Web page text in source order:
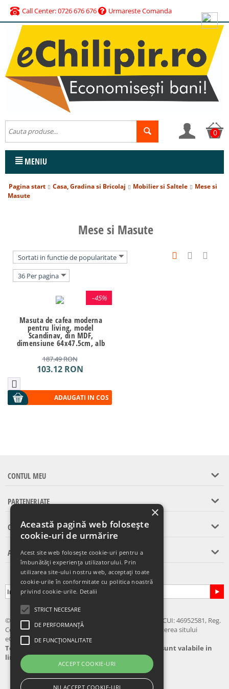
Call Center: 0726 676 676 Urmareste Comanda
0
MENIU
Pagina start Casa, Gradina si Bricolaj Mobilier si Saltele
Mese si
Masute
Mese si Masute
Sortati in functie de popularitate
36 Per pagina
-45%
Masuta de cafea moderna
pentru living, model
Scandinav, din MDF,
dimensiune 64x47.5cm, alb
187.49RON
103.12 RON
ADAUGATI IN COS
CONTUL MEU
PARTENERIATE
CONTACT
ASISTENTA CLIENTI
Abonare la newsletter
© 2024 - 2026 eChilipir.ro - SIRIUS TOP MARKET SRL, CUI: 46952581, Reg.
Com.: Call Center: 0726 676 676 Nu este permisa copierea sitului
eChilipir.ro - Unele poze si softuri sunt creatii proprii.
Toate preturile sunt exprimate in lei. Ofertele sunt valabile in
limita stocului disponibil
Această pagină web folosește
cookie-uri de urmărire
Acest site web folosește cookie-uri pentru a
îmbunătăți experiența utilizatorului. Prin
utilizarea site-ului nostru web, acceptați toate
cookie-urile în conformitate cu politica noastră
privind cookie-urile. Detalii
STRICT NECESARE
DE PERFORMANȚĂ
DE FUNCȚIONALITATE
ACCEPT COOKIE-URI
NU ACCEPT COOKIE-URI
×